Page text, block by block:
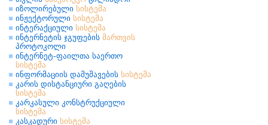
იზოლირებული სისტემა
ინჟექტორული სისტემა
ინტერაქციული სისტემა
ინტერნეტის ჯგუფების მართვის
პროტოკოლი
ინტერნეტ-ფაილთა საერთო
სისტემა
ინფორმაციის დამუშავების სისტემა
კარის დისტანციური გაღების
სისტემა
კარკასული კონსტრუქციული
სისტემა
კასკადური სისტემა